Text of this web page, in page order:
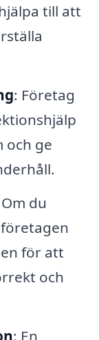
till att
: Företag
och ge
du
för att
och
: En